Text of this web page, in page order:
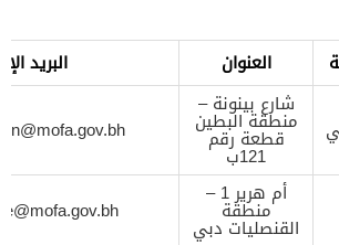
العنوان البريد
شارع بينونة –
منطقة البطين
قطعة رقم
121ب
أم هرير 1 –
منطقة
القنصليات دبي